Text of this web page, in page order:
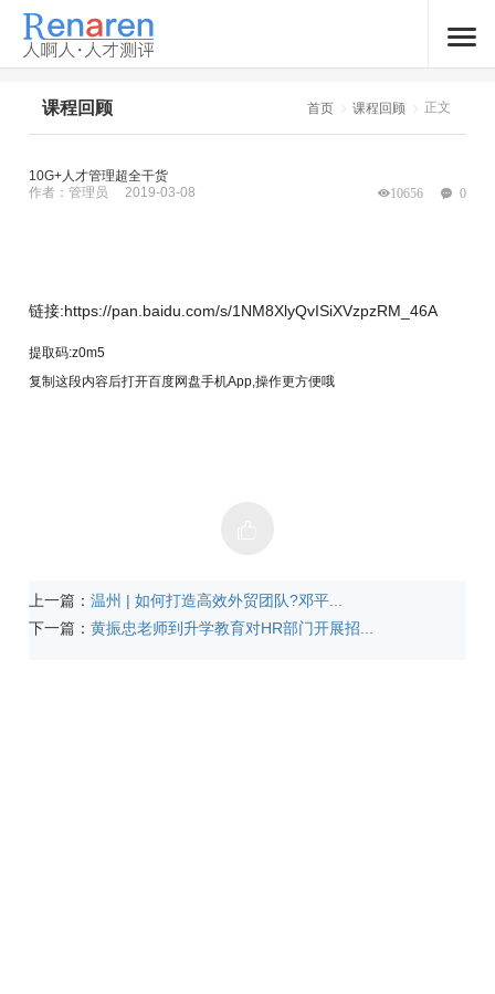
课程回顾 首页 课程回顾 正文
10G+人才管理超全干货
作者：管理员
2019-03-08 10656 0
链接:https://pan.baidu.com/s/1NM8XlyQvISiXVzpzRM_46A
提取码:z0m5
复制这段内容后打开百度网盘手机App,操作更方便哦
上一篇：温州 | 如何打造高效外贸团队?邓平...
下一篇：黄振忠老师到升学教育对HR部门开展招...